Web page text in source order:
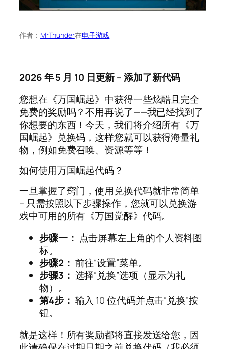
作者： MrThunder在电子游戏
2026 年 5 月 10 日更新 – 添加了新代码
您想在《万国崛起》中获得一些炫酷且完全
免费的奖励吗？不用再说了——我已经找到了
你想要的东西！今天，我们将介绍所有《万
国崛起》兑换码，这样您就可以获得海量礼
物，例如免费召唤、资源等等！
如何使用万国崛起代码？
一旦掌握了窍门，使用兑换代码就非常简单
– 只需按照以下步骤操作，您就可以兑换游
戏中可用的所有《万国觉醒》代码。
步骤一： 点击屏幕左上角的个人资料图
标。
步骤2： 前往“设置”菜单。
步骤3： 选择“兑换”选项（显示为礼
物）。
第4步： 输入 10 位代码并点击“兑换”按
钮。
就是这样！所有奖励都将直接发送给您，因